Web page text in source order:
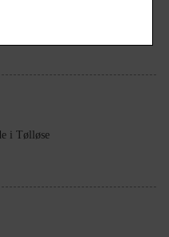
og Nygade i Tølløse
i Tølløse